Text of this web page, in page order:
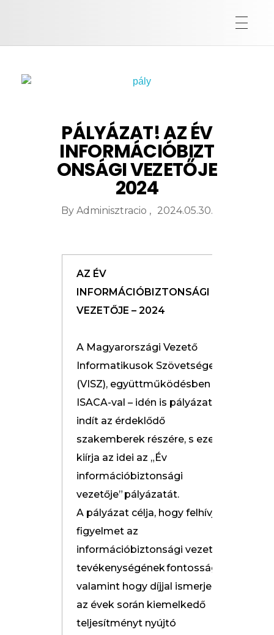
PÁLYÁZAT! AZ ÉV
INFORMÁCIÓBIZT
ONSÁGI VEZETŐJE
2024
2024.05.30.
By Adminisztracio
AZ ÉV
INFORMÁCIÓBIZTONSÁGI
VEZETŐJE – 2024
A Magyarországi Vezető
Informatikusok Szövetsége
(VISZ), együttműködésben az
ISACA-val – idén is pályázatot
indít az érdeklődő
szakemberek részére, s ezennel
kiírja az idei az „Év
információbiztonsági
vezetője” pályázatát.
A pályázat célja, hogy felhívja a
figyelmet az
információbiztonsági vezetők
tevékenységének fontosságára,
valamint hogy díjjal ismerje el
az évek során kiemelkedő
teljesítményt nyújtó